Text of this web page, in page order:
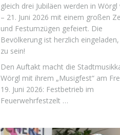
gleich drei Jubiläen werden in Wörgl
– 21. Juni 2026 mit einem großen
und Festumzügen gefeiert. Die
Bevölkerung ist herzlich
zu sein!
Den Auftakt macht die
Wörgl mit ihrem „Musigfest“ am
19. Juni 2026: Festbetrieb im
Feuerwehrfestzelt …